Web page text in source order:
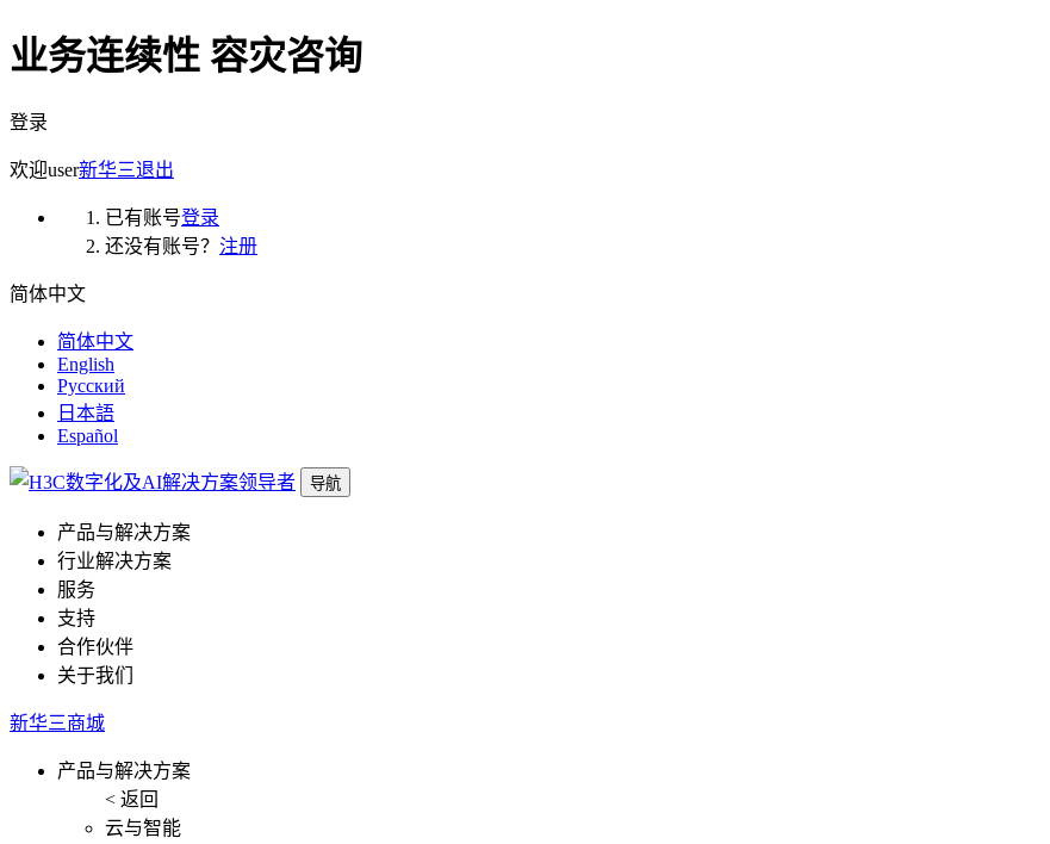
业务连续性 容灾咨询
登录
欢迎user新华三退出
已有账号登录
还没有账号？ 注册
简体中文
简体中文
English
Русский
日本語
Español
导航
产品与解决方案
行业解决方案
服务
支持
合作伙伴
关于我们
新华三商城
产品与解决方案
< 返回
云与智能